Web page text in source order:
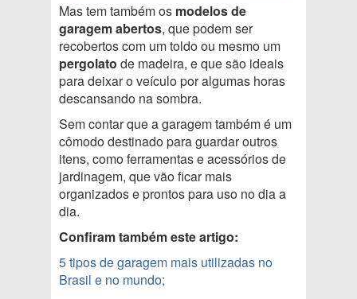
Mas tem também os modelos de
garagem abertos, que podem ser
recobertos com um toldo ou mesmo um
pergolato de madeira, e que são ideais
para deixar o veículo por algumas horas
descansando na sombra.
Sem contar que a garagem também é um
cômodo destinado para guardar outros
itens, como ferramentas e acessórios de
jardinagem, que vão ficar mais
organizados e prontos para uso no dia a
dia.
Confiram também este artigo:
5 tipos de garagem mais utilizadas no
Brasil e no mundo;